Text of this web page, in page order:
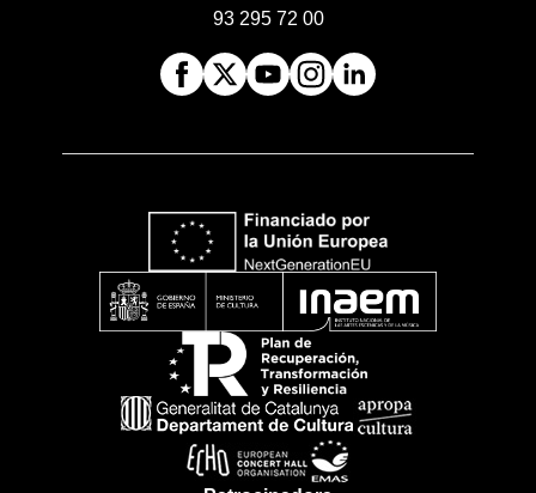
93 295 72 00